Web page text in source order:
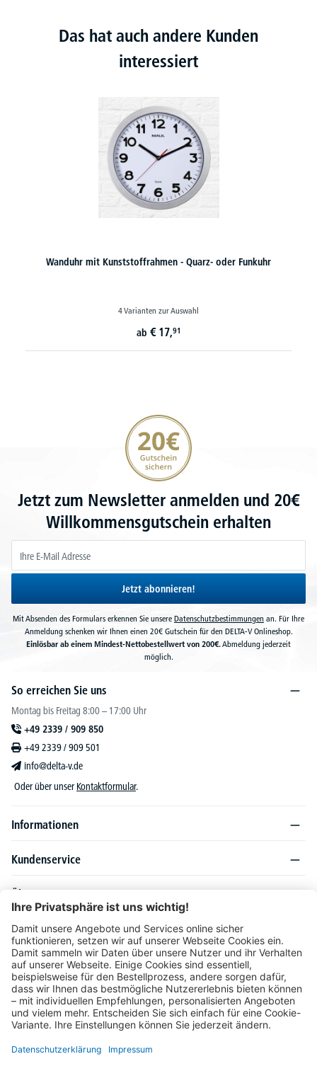
Das hat auch andere Kunden
interessiert
Wanduhr mit Kunststoffrahmen - Quarz- oder Funkuhr
4 Varianten zur Auswahl
ab € 17,91
20€ Gutschein sichern
Jetzt zum Newsletter anmelden und 20€
Willkommensgutschein erhalten
Jetzt abonnieren!
Mit Absenden des Formulars erkennen Sie unsere Datenschutzbestimmungen an. Für Ihre
Anmeldung schenken wir Ihnen einen 20€ Gutschein für den DELTA-V Onlineshop.
Einlösbar ab einem Mindest-Nettobestellwert von 200€.Abmeldung jederzeit
möglich.
So erreichen Sie uns
Montag bis Freitag 8:00 – 17:00 Uhr
+49 2339 / 909 850
+49 2339 / 909 501
info@delta-v.de
Oder über unser Kontaktformular.
Informationen
Kundenservice
Über DELTA-V
Produktsortiment
Ratgeber
Folgen Sie uns auch auf
Unser Angebot richtet sich ausschließlich an Industrie, Handel, Gewerbe und